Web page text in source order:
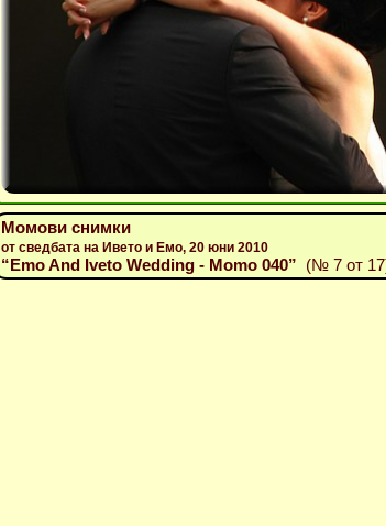
Момови снимки
от сведбата на Ивето и Емо, 20 юни 2010
“Emo And Iveto Wedding - Momo 040” (№ 7 от